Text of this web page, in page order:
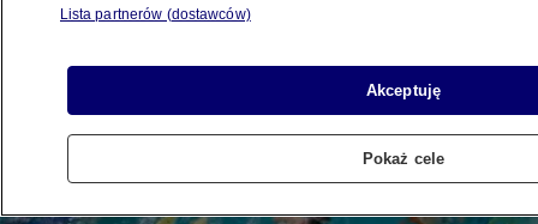
Lista partnerów (dostawców)
Akceptuję
Pokaż cele